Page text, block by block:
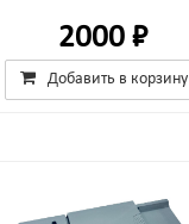
2000 ₽
Добавить в корзину